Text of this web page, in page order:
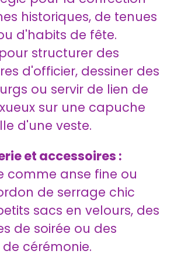
historiques, de tenues
d'habits de fête.
structurer des
d'officier, dessiner des
ou servir de lien de
sur une capuche
d'une veste.
et accessoires :
comme anse fine ou
de serrage chic
sacs en velours, des
de soirée ou des
cérémonie.